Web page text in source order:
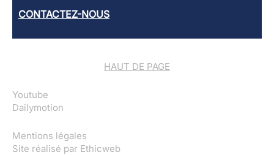
CONTACTEZ-NOUS
HAUT DE PAGE
Youtube
Dailymotion
Mentions légales
Site réalisé par Ethicweb